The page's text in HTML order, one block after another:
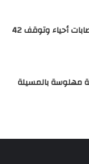
شرطة العاصمة تفكك 6 عصابات أحياء وتوقف 42